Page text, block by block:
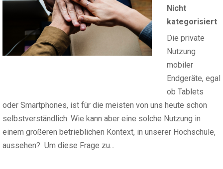
Nicht
kategorisiert
Die private
Nutzung
mobiler
Endgeräte, egal
ob Tablets
oder Smartphones, ist für die meisten von uns heute schon
selbstverständlich. Wie kann aber eine solche Nutzung in
einem größeren betrieblichen Kontext, in unserer Hochschule,
aussehen? Um diese Frage zu...